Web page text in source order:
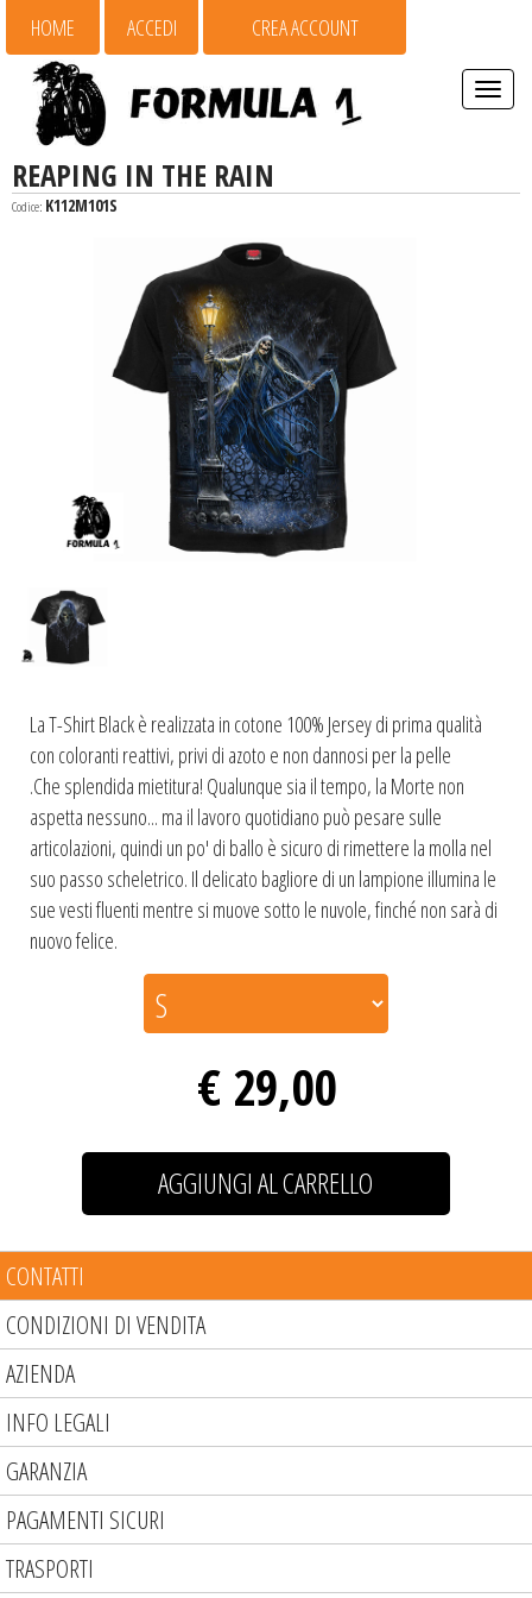
HOME ACCEDI CREA ACCOUNT
Espandi
barra
REAPING IN THE RAIN
Codice: K112M101S
La T-Shirt Black è realizzata in cotone 100% Jersey di prima qualità
con coloranti reattivi, privi di azoto e non dannosi per la pelle
.Che splendida mietitura! Qualunque sia il tempo, la Morte non
aspetta nessuno... ma il lavoro quotidiano può pesare sulle
articolazioni, quindi un po' di ballo è sicuro di rimettere la molla nel
suo passo scheletrico. Il delicato bagliore di un lampione illumina le
sue vesti fluenti mentre si muove sotto le nuvole, finché non sarà di
nuovo felice.
€ 29,00
CONTATTI
CONDIZIONI DI VENDITA
AZIENDA
INFO LEGALI
GARANZIA
PAGAMENTI SICURI
TRASPORTI